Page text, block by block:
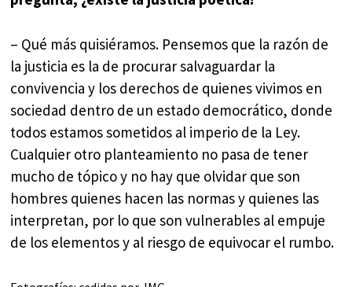
– Qué más quisiéramos. Pensemos que la razón de
la justicia es la de procurar salvaguardar la
convivencia y los derechos de quienes vivimos en
sociedad dentro de un estado democrático, donde
todos estamos sometidos al imperio de la Ley.
Cualquier otro planteamiento no pasa de tener
mucho de tópico y no hay que olvidar que son
hombres quienes hacen las normas y quienes las
interpretan, por lo que son vulnerables al empuje
de los elementos y al riesgo de equivocar el rumbo.